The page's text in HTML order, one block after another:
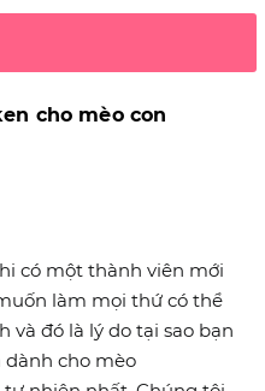
cho mèo con
có một thành viên mới
làm mọi thứ có thể
và đó là lý do tại sao bạn
cho mèo